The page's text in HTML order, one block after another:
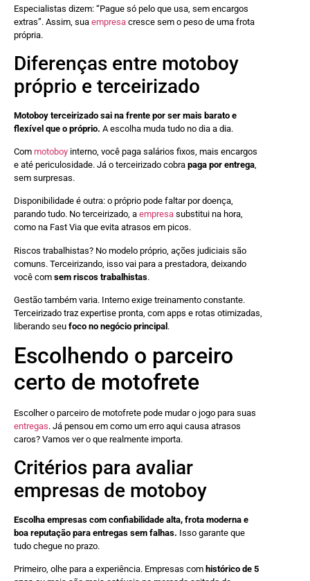
Especialistas dizem: “Pague só pelo que usa, sem encargos
extras”. Assim, sua empresa cresce sem o peso de uma frota
própria.
Diferenças entre motoboy
próprio e terceirizado
Motoboy terceirizado sai na frente por ser mais barato e
flexível que o próprio. A escolha muda tudo no dia a dia.
Com motoboy interno, você paga salários fixos, mais encargos
e até periculosidade. Já o terceirizado cobra paga por entrega
sem surpresas.
Disponibilidade é outra: o próprio pode faltar por doença,
parando tudo. No terceirizado, a empresa substitui na hora,
como na Fast Via que evita atrasos em picos.
Riscos trabalhistas? No modelo próprio, ações judiciais são
comuns. Terceirizando, isso vai para a prestadora, deixando
você com sem riscos trabalhistas.
Gestão também varia. Interno exige treinamento constante.
Terceirizado traz expertise pronta, com apps e rotas otimizadas,
liberando seu foco no negócio principal .
Escolhendo o parceiro
certo de motofrete
Escolher o parceiro de motofrete pode mudar o jogo para suas
entregas. Já pensou em como um erro aqui causa atrasos
caros? Vamos ver o que realmente importa.
Critérios para avaliar
empresas de motoboy
Escolha empresas com confiabilidade alta, frota moderna e
boa reputação para entregas sem falhas. Isso garante que
tudo chegue no prazo.
Primeiro, olhe para a experiência. Empresas com histórico de 5